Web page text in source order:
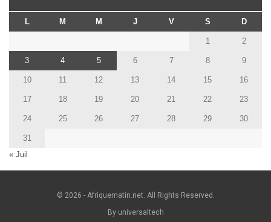
L M M J V S D
1 2
3 4 5 6 7 8 9
10 11 12 13 14 15 16
17 18 19 20 21 22 23
24 25 26 27 28 29 30
31
« Juil
© 2026 - Afriquematin.net. All Rights Reserved.
By universaltech